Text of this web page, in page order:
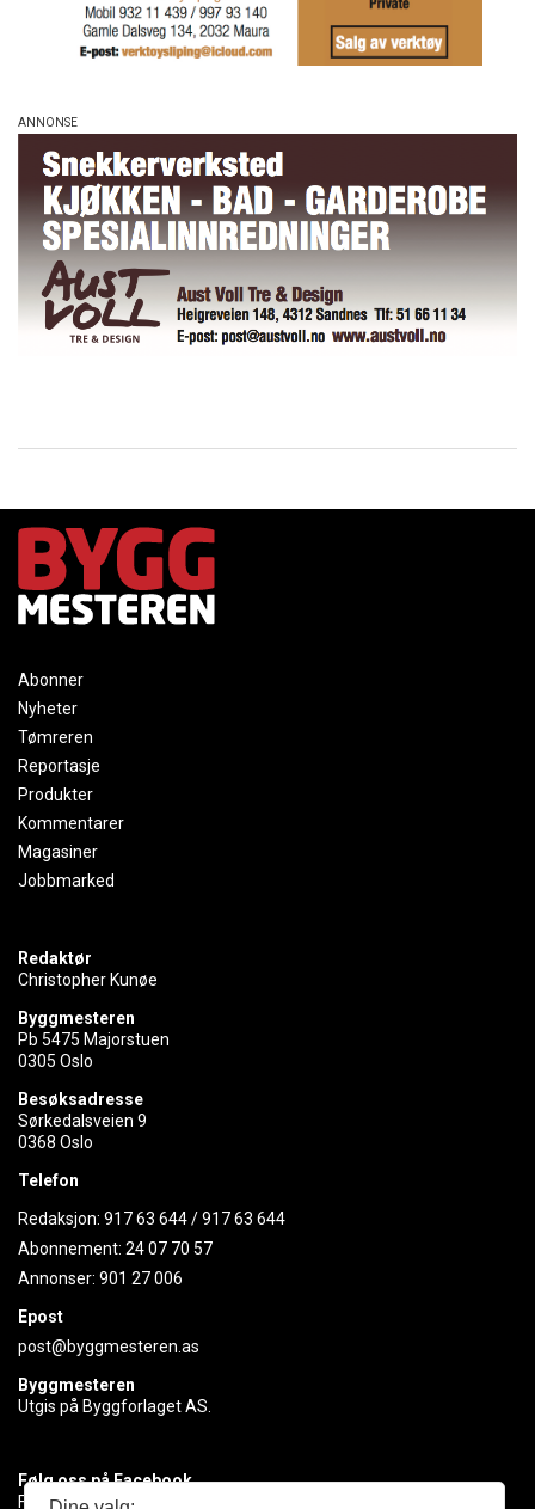
Abonner
Nyheter
Tømreren
Reportasje
Produkter
Kommentarer
Magasiner
Jobbmarked
Redaktør
Christopher Kunøe
Byggmesteren
Pb 5475 Majorstuen
0305 Oslo
Besøksadresse
Sørkedalsveien 9
0368 Oslo
Telefon
Redaksjon: 917 63 644/917 63 644
Abonnement: 24 07 70 57
Annonser: 901 27 006
Epost
post@byggmesteren.as
Byggmesteren
Utgis på Byggforlaget AS.
Følg oss på Facebook
Få med deg det siste innen byggebransjen